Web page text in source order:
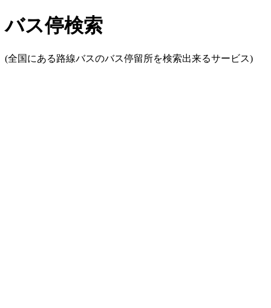
バス停検索
(全国にある路線バスのバス停留所を検索出来るサービス)